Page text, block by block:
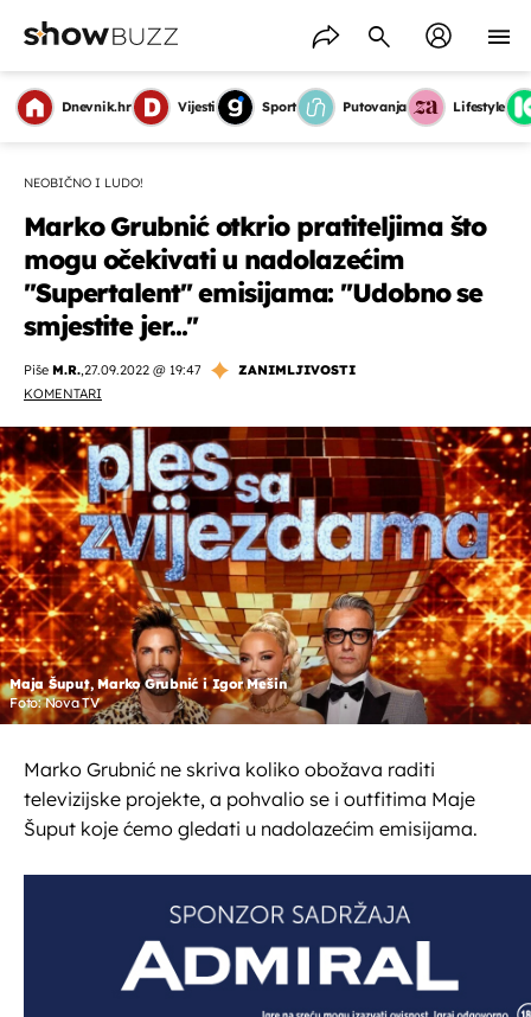
Dnevnik.hr Vijesti Sport Putovanja Lifestyle
NEOBIČNO I LUDO!
Marko Grubnić otkrio pratiteljima što
mogu očekivati u nadolazećim
''Supertalent'' emisijama: ''Udobno se
smjestite jer...''
Piše M.R.,27.09.2022 @ 19:47
ZANIMLJIVOSTI
KOMENTARI
Maja Šuput, Marko Grubnić i Igor Mešin
Foto: Nova TV
Marko Grubnić ne skriva koliko obožava raditi
televizijske projekte, a pohvalio se i outfitima Maje
Šuput koje ćemo gledati u nadolazećim emisijama.
OMOGUĆI OBAVIJESTI